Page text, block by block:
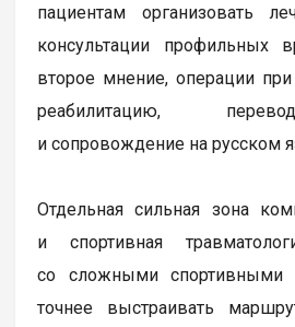
пациентам организовать
консультации профильных
второе мнение, операции при
реабилитацию,
и сопровождение на русском
Отдельная сильная зона
и спортивная
со сложными спортивными
точнее выстраивать